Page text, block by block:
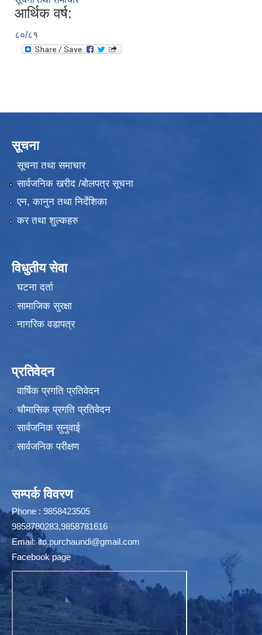
आर्थिक वर्ष:
८०/८१
सूचना
सूचना तथा समाचार
सार्वजनिक खरीद /बोलपत्र सूचना
एन, कानुन तथा निर्देशिका
कर तथा शुल्कहरु
विधुतीय सेवा
घटना दर्ता
सामाजिक सुरक्षा
नागरिक वडापत्र
प्रतिवेदन
वार्षिक प्रगति प्रतिवेदन
चौमासिक प्रगति प्रतिवेदन
सार्वजनिक सुनुवाई
सार्वजनिक परीक्षण
सम्पर्क विवरण
Phone : 9858423505
9858780283,9858781616
Email:ito.purchaundi@gmail.com
Facebook page